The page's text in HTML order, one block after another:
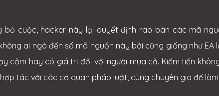
bỏ cuộc, hacker này lại quyết định rao bán các mã
ai ngó đến số mã nguồn này bởi cũng giống như
cảm hay có giá trị đối với người mua cả. Kiếm tiền
hợp tác với các cơ quan pháp luật, cùng chuyên gia để